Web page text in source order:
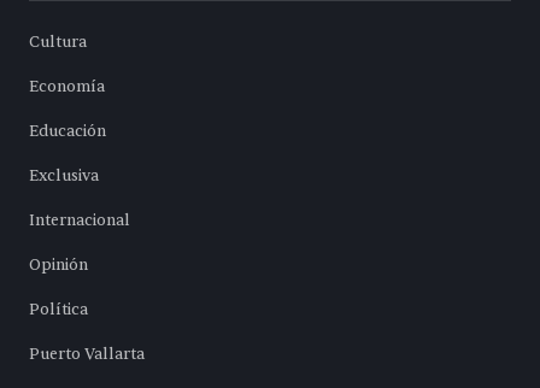
Cultura
Economía
Educación
Exclusiva
Internacional
Opinión
Política
Puerto Vallarta